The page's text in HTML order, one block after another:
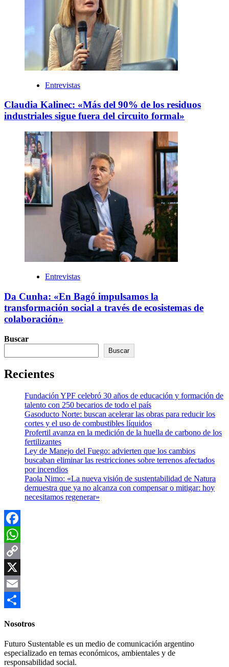
Entrevistas
Claudia Kalinec: «Más del 90% de los residuos
industriales sigue fuera del circuito formal»
Entrevistas
Da Cunha: «En Bagó impulsamos la
transformación social a través de ecosistemas de
colaboración»
Buscar
Buscar
Recientes
Fundación YPF celebró 30 años de educación y formación de
talento con 250 becarios de todo el país
Gasoducto Norte: buscan acelerar las obras para reducir los
cortes y el uso de combustibles líquidos
Profertil avanza en la medición de la huella de carbono de los
fertilizantes
Ley de Manejo del Fuego: advierten que los cambios
buscaban eliminar las restricciones sobre terrenos afectados
por incendios
Paola Nimo: «La nueva visión de sustentabilidad de Natura
demuestra que ya no alcanza con compensar o mitigar: hoy
necesitamos regenerar»
Facebook
WhatsApp
Copy
Link
X
Email
Nosotros
Futuro Sustentable es un medio de comunicación argentino
especializado en temas económicos, ambientales y de
responsabilidad social.